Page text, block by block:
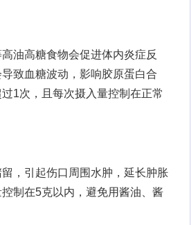
油高糖食物会促进体内炎症反
致血糖波动，影响胶原蛋白合
1次，且每次摄入量控制在正常
，引起伤口周围水肿，延长肿胀
制在5克以内，避免用酱油、酱